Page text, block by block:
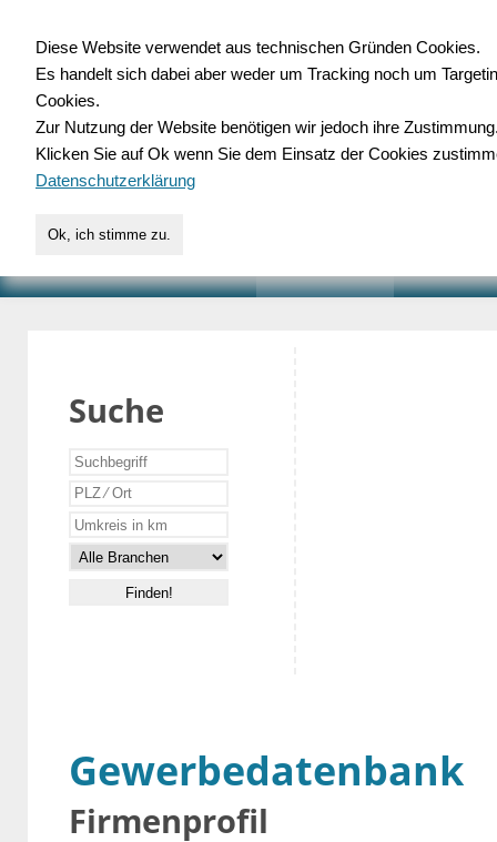
für Handwerk,
Suche
Gewerbedatenbank
Firmenprofil
Diese Website verwendet aus technischen Gründen Cookies.
Es handelt sich dabei aber weder um Tracking noch um
Cookies.
Zur Nutzung der Website benötigen wir jedoch ihre
Klicken Sie auf Ok wenn Sie dem Einsatz der Cookies
Datenschutzerklärung
Ok, ich stimme zu.